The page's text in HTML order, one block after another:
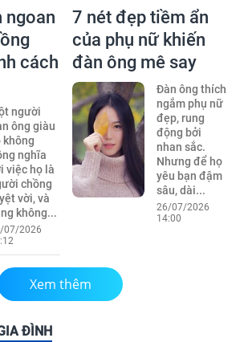
ngoan
cách
người
ông giàu
không
nghĩa
việc họ là
chồng
vời, và
không...
07/2026
7 nét đẹp tiềm ẩn
của phụ nữ khiến
đàn ông mê say
Đàn ông thích
ngắm phụ nữ
đẹp, rung
động bởi
nhan sắc.
Nhưng để họ
yêu bạn đậm
sâu, dài...
26/07/2026
14:00
Xem thêm
ĐÌNH